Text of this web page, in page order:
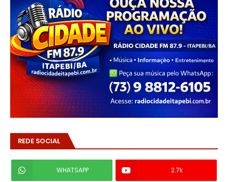
REDE SOCIAL
WHATSAPP 2.7k